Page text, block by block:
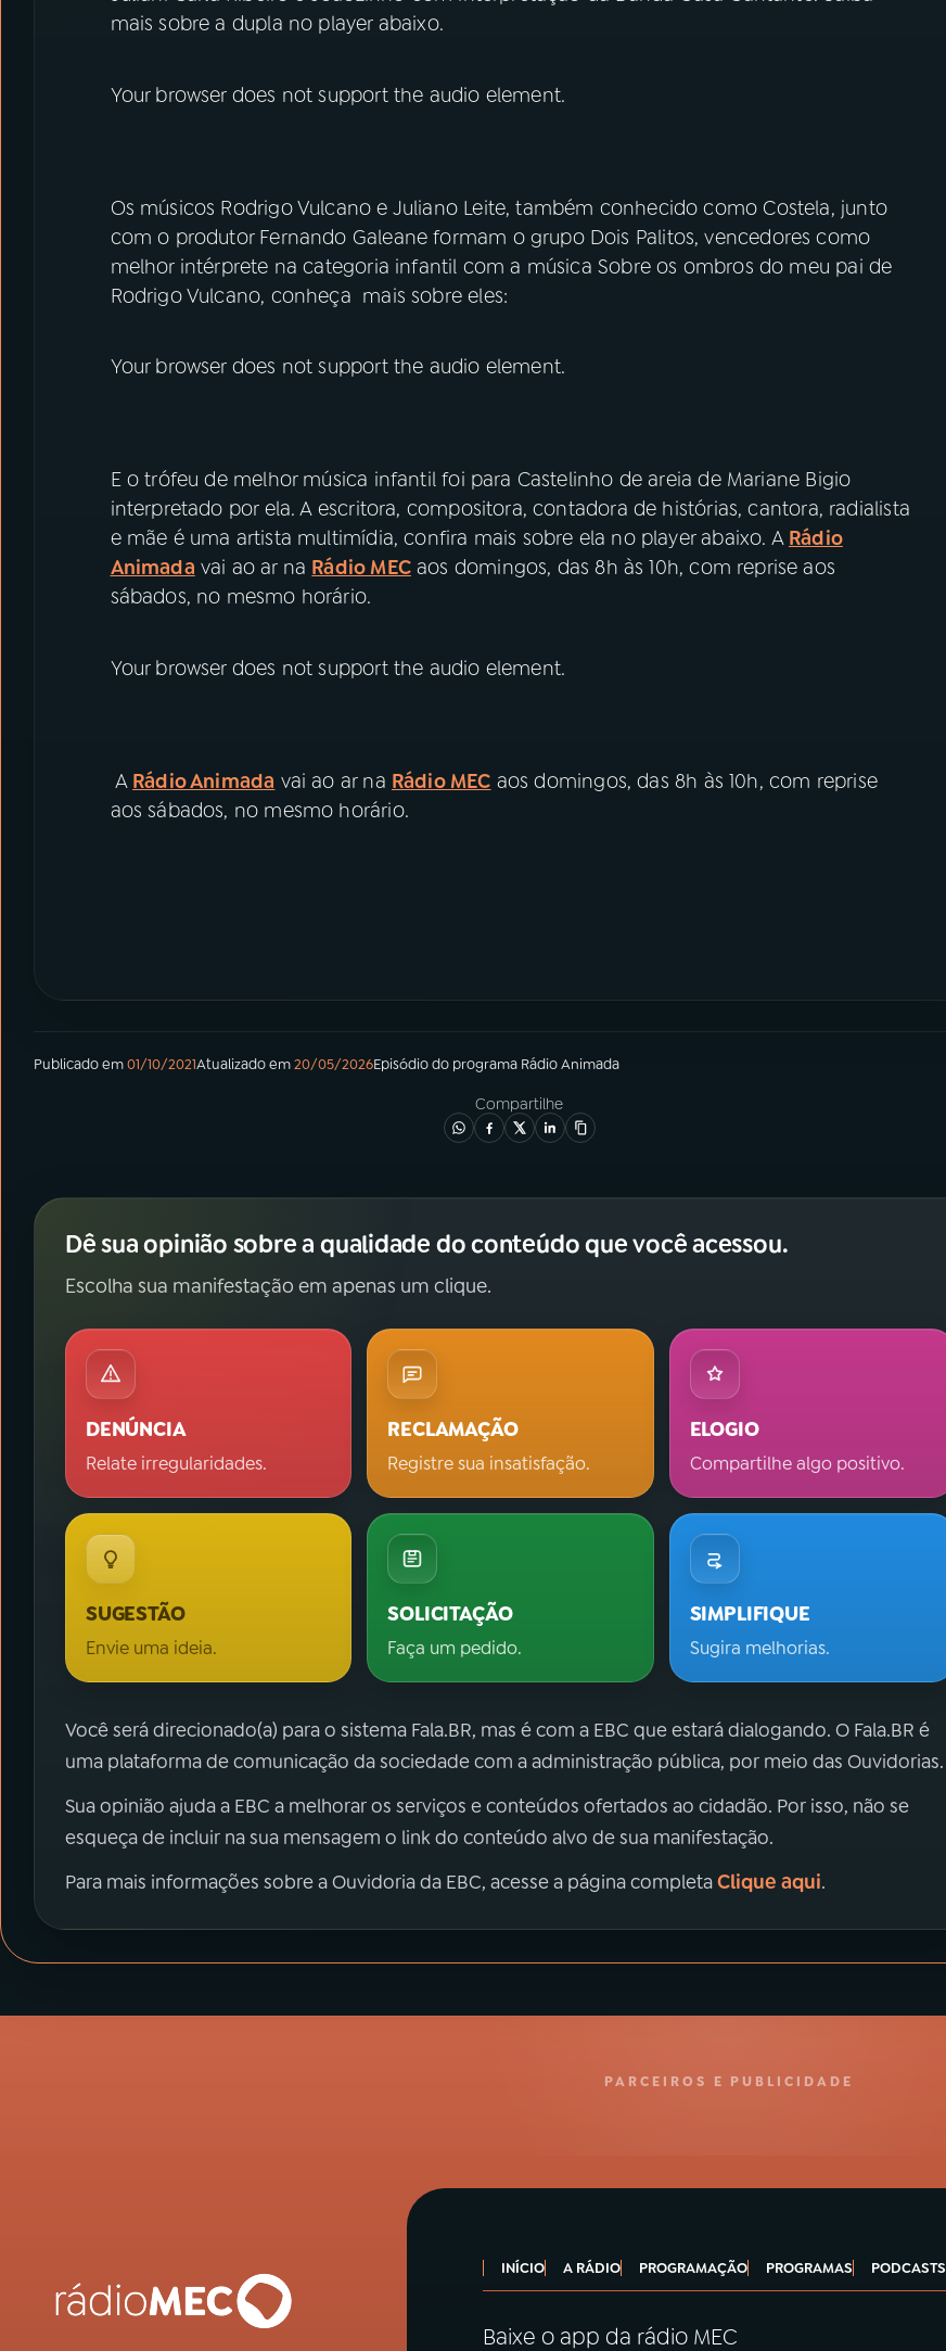
mais sobre a dupla no player abaixo.
Your browser does not support the audio element.
Os músicos Rodrigo Vulcano e Juliano Leite, também conhecido como Costela, junto
com o produtor Fernando Galeane formam o grupo Dois Palitos, vencedores como
melhor intérprete na categoria infantil com a música Sobre os ombros do meu pai de
Rodrigo Vulcano, conheça mais sobre eles:
Your browser does not support the audio element.
E o trófeu de melhor música infantil foi para Castelinho de areia de Mariane Bigio
interpretado por ela. A escritora, compositora, contadora de histórias, cantora, radialista
e mãe é uma artista multimídia, confira mais sobre ela no player abaixo. A Rádio
Animada vai ao ar na Rádio MECaos domingos, das 8h às 10h, com reprise aos
sábados, no mesmo horário.
Your browser does not support the audio element.
A Rádio Animada vai ao ar na Rádio MEC aos domingos, das 8h às 10h, com reprise
aos sábados, no mesmo horário.
Publicado em01/10/2021Atualizado em20/05/2026Episódiodo programa Rádio Animada
Compartilhe
Dê sua opinião sobre a qualidade do conteúdo que você acessou.
Escolha sua manifestação em apenas um clique.
DENÚNCIA
Relate irregularidades.
RECLAMAÇÃO
Registre sua insatisfação.
ELOGIO
Compartilhe algo positivo.
SUGESTÃO
Envie uma ideia.
SOLICITAÇÃO
Faça um pedido.
SIMPLIFIQUE
Sugira melhorias.
Você será direcionado(a) para o sistema Fala.BR, mas é com a EBC que estará dialogando. O Fala.BR é
uma plataforma de comunicação da sociedade com a administração pública, por meio das Ouvidorias.
Sua opinião ajuda a EBC a melhorar os serviços e conteúdos ofertados ao cidadão. Por isso, não se
esqueça de incluir na sua mensagem o link do conteúdo alvo de sua manifestação.
Para mais informações sobre a Ouvidoria da EBC, acesse a página completaClique aqui.
PARCEIROS E PUBLICIDADE
INÍCIO A RÁDIO PROGRAMAÇÃO PROGRAMAS PODCASTS
Baixe o app da rádio MEC